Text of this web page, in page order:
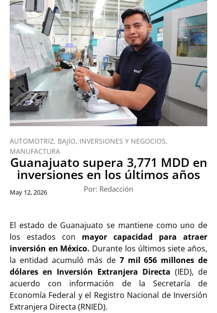
AUTOMOTRIZ, BAJÍO, INVERSIONES Y NEGOCIOS,
MANUFACTURA
Guanajuato supera 3,771 MDD en
inversiones en los últimos años
Por: Redacción
May 12, 2026
El estado de Guanajuato se mantiene como uno de
los estados con mayor capacidad para atraer
inversión en México. Durante los últimos siete años,
la entidad acumuló más de 7 mil 656 millones de
dólares en Inversión Extranjera Directa (IED), de
acuerdo con información de la Secretaría de
Economía Federal y el Registro Nacional de Inversión
Extranjera Directa (RNIED).